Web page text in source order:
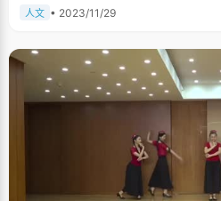
人文 • 2023/11/29